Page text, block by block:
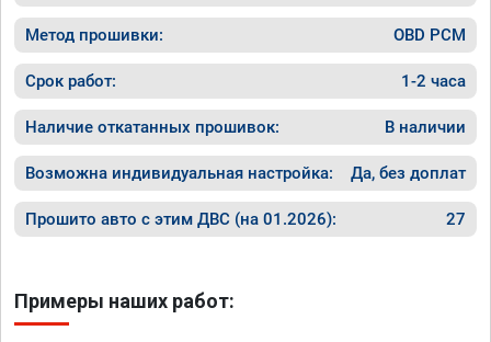
Метод прошивки: OBD PCM
Срок работ: 1-2 часа
Наличие откатанных прошивок: В наличии
Возможна индивидуальная настройка: Да, без доплат
Прошито авто с этим ДВС (на 01.2026): 27
Примеры наших работ: